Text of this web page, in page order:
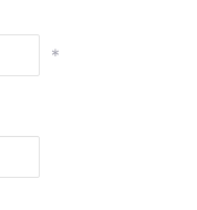
*